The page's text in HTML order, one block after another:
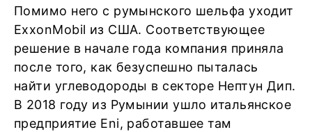
Помимо него с румынского шельфа уходит
ExxonMobil из США. Соответствующее
решение в начале года компания приняла
после того, как безуспешно пыталась
найти углеводороды в секторе Нептун Дип.
В 2018 году из Румынии ушло итальянское
предприятие Eni, работавшее там